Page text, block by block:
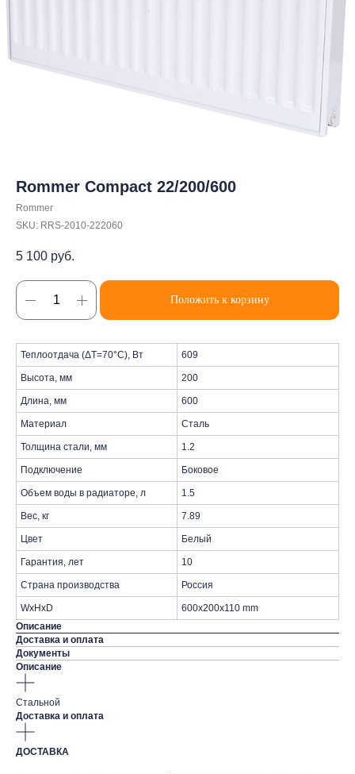
Rommer Compact 22/200/600
Rommer
SKU: RRS-2010-222060
5 100 руб.
Положить к корзину
Теплоотдача (ΔT=70°C), Вт 609
Высота, мм 200
Длина, мм 600
Материал Сталь
Толщина стали, мм 1.2
Подключение Боковое
Объем воды в радиаторе, л 1.5
Вес, кг 7.89
Цвет Белый
Гарантия, лет 10
Страна производства Россия
WxHxD
600x200x110 mm
Описание
Доставка и оплата
Документы
Описание
Стальной
Доставка и оплата
ДОСТАВКА